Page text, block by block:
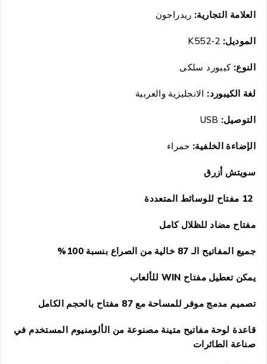
العلامة التجارية:ريدراجون
الموديل: K552-2
النوع: كيبورد سلكى
لغة الكيبورد: الانجليزية والعربية
التوصيل: USB
الإضاءة الخلفية: حمراء
سويتش أزرق
12 مفتاح للوسائط المتعددة
مفتاح مضاد للظلال كامل
جميع المفاتيح الـ 87 خالية من الصراع بنسبة 100%
يمكن تعطيل مفتاح WINللألعاب
تصميم مدمج موفر للمساحة مع 87 مفتاح بالحجم الكامل
قاعدة لوحة مفاتيح متينة مصنوعة من الألومنيوم المستخدم في
صناعة الطائرات